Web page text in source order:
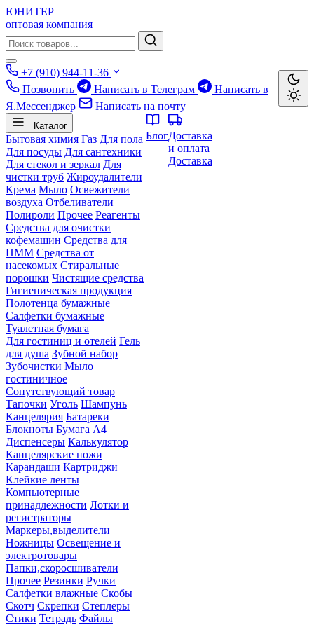
ЮНИТЕР
оптовая компания
+7 (910) 944-11-36
Позвонить
Написать в Телеграм
Написать в
Я.Мессенджер
Написать на почту
Каталог
Бытовая химия Газ Для пола
Для посуды Для сантехники
Для стекол и зеркал Для
чистки труб Жироудалители
Крема Мыло Освежители
воздуха Отбеливатели
Полироли Прочее Реагенты
Средства для очистки
кофемашин Средства для
ПММ Средства от
насекомых Стиральные
порошки Чистящие средства
Гигиеническая продукция
Полотенца бумажные
Салфетки бумажные
Туалетная бумага
Для гостиниц и отелей Гель
для душа Зубной набор
Зубочистки Мыло
гостиничное
Сопутствующий товар
Тапочки Уголь Шампунь
Канцелярия Батареки
Блокноты Бумага А4
Диспенсеры Калькулятор
Канцелярские ножи
Карандаши Картриджи
Клейкие ленты
Компьютерные
принадлежности Лотки и
регистраторы
Маркеры,выделители
Ножницы Освещение и
электротовары
Папки,скоросшиватели
Прочее Резинки Ручки
Салфетки влажные Скобы
Скотч Скрепки Степлеры
Стики Тетрадь Файлы
БлогДоставка
и оплата
Доставка